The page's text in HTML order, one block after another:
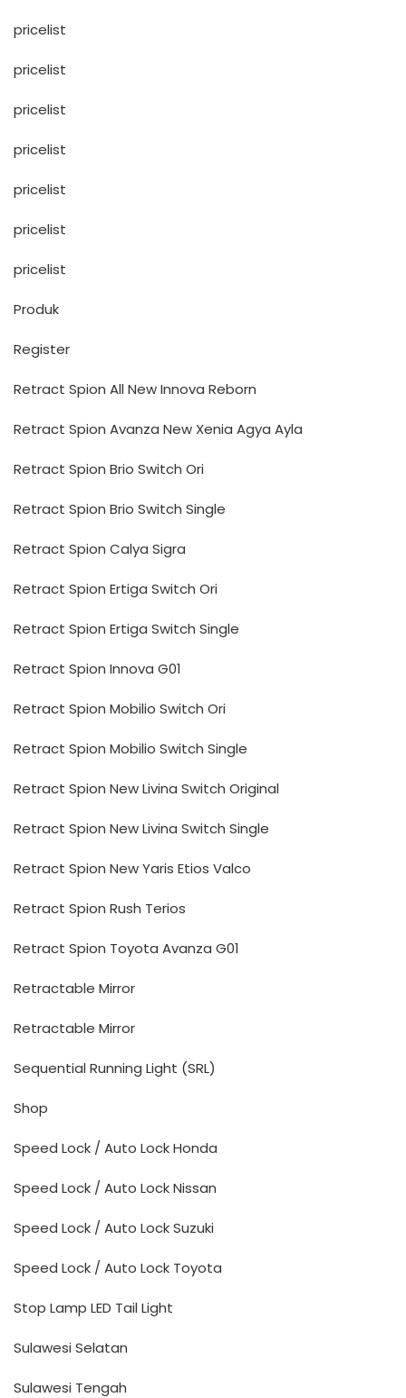
pricelist
pricelist
pricelist
pricelist
pricelist
pricelist
pricelist
Produk
Register
Retract Spion All New Innova Reborn
Retract Spion Avanza New Xenia Agya Ayla
Retract Spion Brio Switch Ori
Retract Spion Brio Switch Single
Retract Spion Calya Sigra
Retract Spion Ertiga Switch Ori
Retract Spion Ertiga Switch Single
Retract Spion Innova G01
Retract Spion Mobilio Switch Ori
Retract Spion Mobilio Switch Single
Retract Spion New Livina Switch Original
Retract Spion New Livina Switch Single
Retract Spion New Yaris Etios Valco
Retract Spion Rush Terios
Retract Spion Toyota Avanza G01
Retractable Mirror
Retractable Mirror
Sequential Running Light (SRL)
Shop
Speed Lock / Auto Lock Honda
Speed Lock / Auto Lock Nissan
Speed Lock / Auto Lock Suzuki
Speed Lock / Auto Lock Toyota
Stop Lamp LED Tail Light
Sulawesi Selatan
Sulawesi Tengah